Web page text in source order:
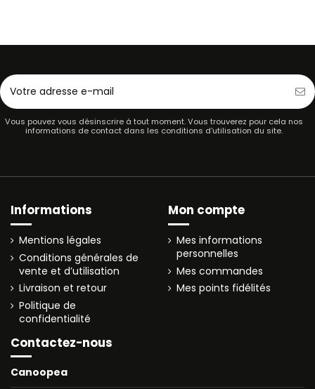
Vous pouvez vous désinscrire à tout moment. Vous trouverez pour cela nos
informations de contact dans les conditions d'utilisation du site.
Informations
Mentions légales
Conditions générales de
vente et d’utilisation
Livraison et retour
Politique de
confidentialité
Mon compte
Mes informations
personnelles
Mes commandes
Mes points fidélités
Contactez-nous
Canoopea